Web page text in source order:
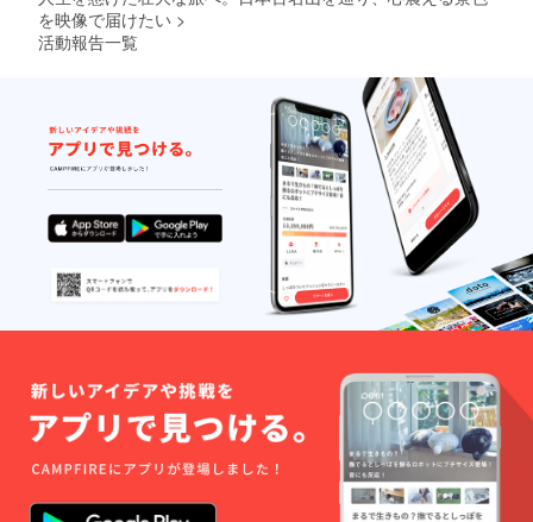
動画ク
(動画に
掲載す
るお名
前や
ニック
ネーム
を備考
欄に入
力して
くださ
い)
を映像で届けたい >
活動報告一覧